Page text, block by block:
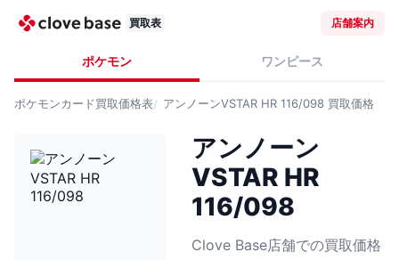
買取表 店舗案内
ポケモン ワンピース
ポケモンカード買取価格表 アンノーンVSTAR HR 116/098 買取価格
アンノーン
VSTAR HR
116/098
Clove Base店舗での買取価格